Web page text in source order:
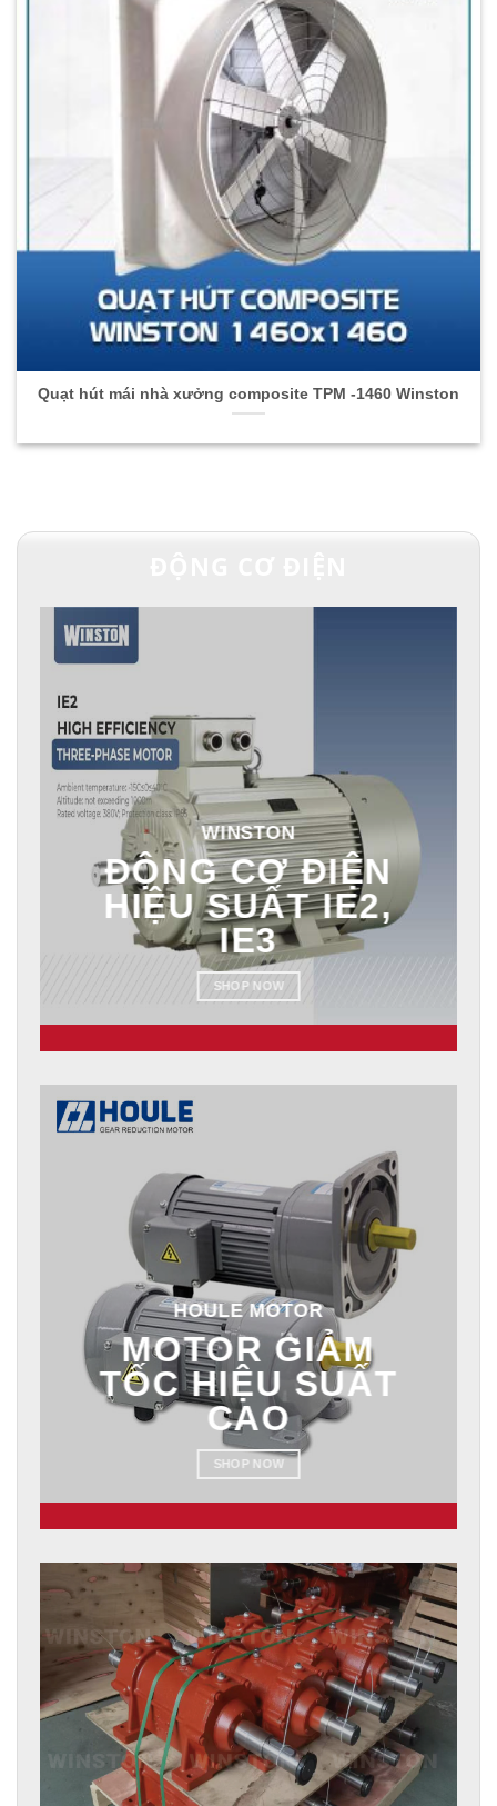
WINSTON
ĐỘNG CƠ ĐIỆN
HIỆU SUẤT IE2,
IE3
SHOP NOW
HOULE MOTOR
MOTOR GIẢM
TỐC HIỆU SUẤT
CAO
SHOP NOW